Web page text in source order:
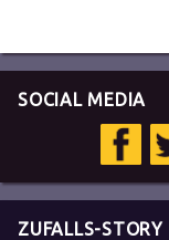
SOCIAL MEDIA
ZUFALLS-STORY